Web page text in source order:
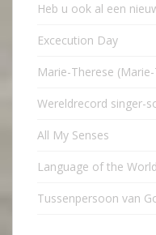
Heb u ook al een
Excecution Day
Marie-Therese
Wereldrecord singer-
All My Senses
Language of the
Tussenpersoon van